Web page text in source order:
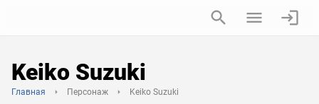
Keiko Suzuki
Главная Персонаж Keiko Suzuki